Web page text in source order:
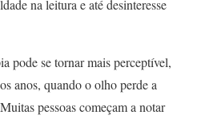
na leitura e até desinteresse
pode se tornar mais perceptível,
anos, quando o olho perde a
pessoas começam a notar